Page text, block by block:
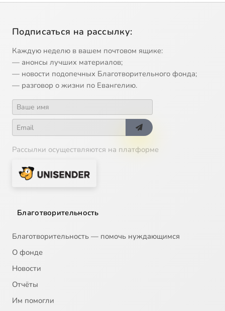
Подписаться на рассылку:
Каждую неделю в вашем почтовом ящике:
— анонсы лучших материалов;
— новости подопечных Благотворительного фонда;
— разговор о жизни по Евангелию.
Рассылки осуществляются на платформе
Благотворительность
Благотворительность — помочь нуждающимся
О фонде
Новости
Отчёты
Им помогли